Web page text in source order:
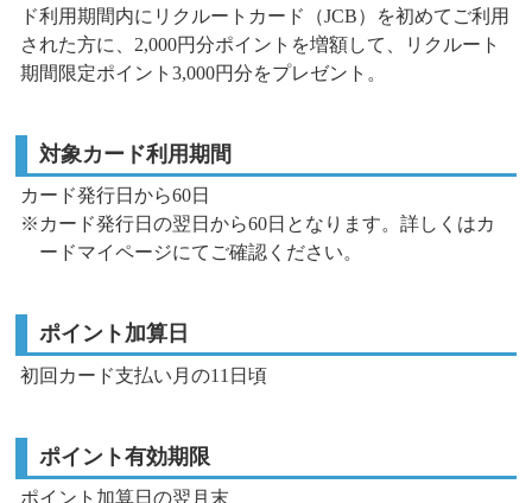
ド利用期間内にリクルートカード（JCB）を初めてご利用
された方に、 2,000円分ポイントを増額して、
リクルート
期間限定ポイント3,000円分をプレゼント。
対象カード利用期間
カード発行日から60日
※カード発行日の翌日から60日となります。詳しくはカ
ードマイページにてご確認ください。
ポイント加算日
初回カード支払い月の11日頃
ポイント有効期限
ポイント加算日の翌月末